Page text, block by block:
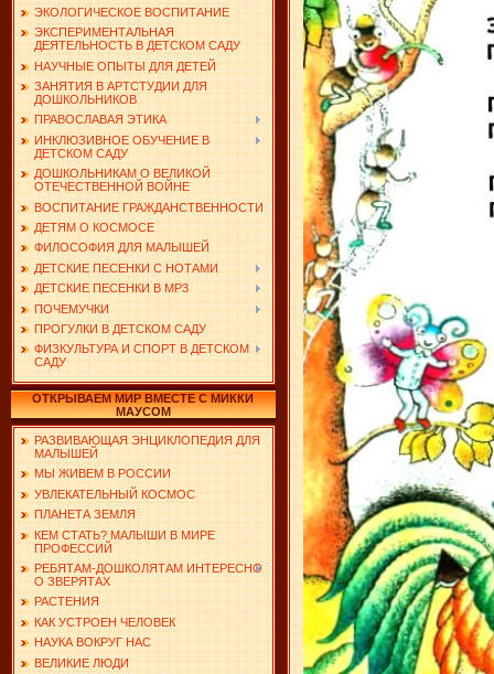
ЭКОЛОГИЧЕСКОЕ ВОСПИТАНИЕ
ЭКСПЕРИМЕНТАЛЬНАЯ
ДЕЯТЕЛЬНОСТЬ В ДЕТСКОМ САДУ
НАУЧНЫЕ ОПЫТЫ ДЛЯ ДЕТЕЙ
ЗАНЯТИЯ В АРТСТУДИИ ДЛЯ
ДОШКОЛЬНИКОВ
ПРАВОСЛАВАЯ ЭТИКА
ИНКЛЮЗИВНОЕ ОБУЧЕНИЕ В
ДЕТСКОМ САДУ
ДОШКОЛЬНИКАМ О ВЕЛИКОЙ
ОТЕЧЕСТВЕННОЙ ВОЙНЕ
ВОСПИТАНИЕ ГРАЖДАНСТВЕННОСТИ
ДЕТЯМ О КОСМОСЕ
ФИЛОСОФИЯ ДЛЯ МАЛЫШЕЙ
ДЕТСКИЕ ПЕСЕНКИ С НОТАМИ
ДЕТСКИЕ ПЕСЕНКИ В MP3
ПОЧЕМУЧКИ
ПРОГУЛКИ В ДЕТСКОМ САДУ
ФИЗКУЛЬТУРА И СПОРТ В ДЕТСКОМ
САДУ
ОТКРЫВАЕМ МИР ВМЕСТЕ С МИККИ
МАУСОМ
РАЗВИВАЮЩАЯ ЭНЦИКЛОПЕДИЯ ДЛЯ
МАЛЫШЕЙ
МЫ ЖИВЕМ В РОССИИ
УВЛЕКАТЕЛЬНЫЙ КОСМОС
ПЛАНЕТА ЗЕМЛЯ
КЕМ СТАТЬ? МАЛЫШИ В МИРЕ
ПРОФЕССИЙ
РЕБЯТАМ-ДОШКОЛЯТАМ ИНТЕРЕСНО
О ЗВЕРЯТАХ
РАСТЕНИЯ
КАК УСТРОЕН ЧЕЛОВЕК
НАУКА ВОКРУГ НАС
ВЕЛИКИЕ ЛЮДИ